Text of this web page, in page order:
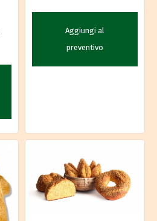
Aggiungi al
preventivo